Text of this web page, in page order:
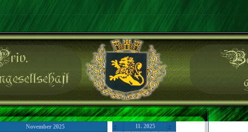
November 2025
< 11. 2025 >